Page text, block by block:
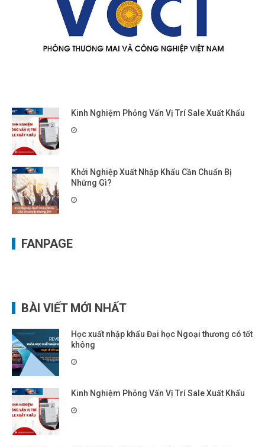
Kinh Nghiệm Phỏng Vấn Vị Trí Sale Xuất Khẩu
Khởi Nghiệp Xuất Nhập Khẩu Cần Chuẩn Bị
Những Gì?
FANPAGE
BÀI VIẾT MỚI NHẤT
Học xuất nhập khẩu Đại học Ngoại thương có tốt
không
Kinh Nghiệm Phỏng Vấn Vị Trí Sale Xuất Khẩu